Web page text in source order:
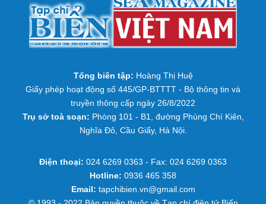
Tổng biên tập: Hoàng Thị Huệ
Giấy phép hoạt động số 445/GP-BTTTT - Bộ thông tin và
truyền thông cấp ngày 26/8/2022
Trụ sở toà soạn: Phòng 101 - B1, đường Phùng Chí Kiên,
Nghĩa Đô, Cầu Giấy, Hà Nội.
Điện thoại: 024 6269 0363 - Fax: 024 6269 0363
Hotline: 0936 465 358
Email: tapchibien.vn@gmail.com